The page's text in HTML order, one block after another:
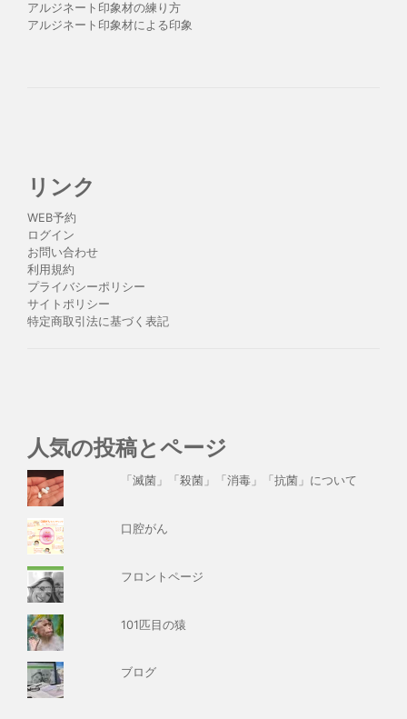
アルジネート印象材の練り方
アルジネート印象材による印象
リンク
WEB予約
ログイン
お問い合わせ
利用規約
プライバシーポリシー
サイトポリシー
特定商取引法に基づく表記
人気の投稿とページ
「滅菌」「殺菌」「消毒」「抗菌」について
口腔がん
フロントページ
101匹目の猿
ブログ